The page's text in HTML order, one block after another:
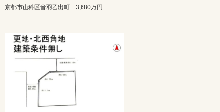
京都市山科区音羽乙出町 3,680万円